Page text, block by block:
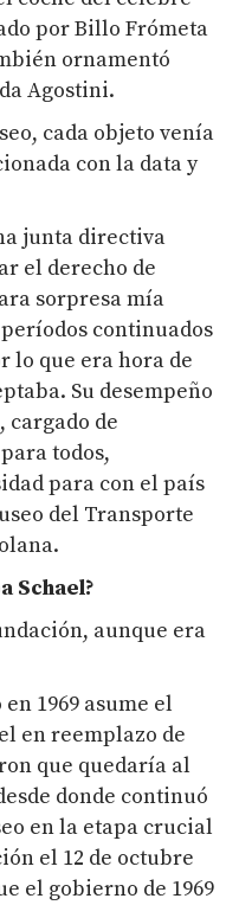
por Billo Frómeta
ornamentó
Agostini.
cada objeto venía
con la data y
junta directiva
el derecho de
sorpresa mía
continuados
lo que era hora de
Su desempeño
de
todos,
para con el país
del Transporte
Schael?
aunque era
1969 asume el
en reemplazo de
que quedaría al
donde continuó
en la etapa crucial
el 12 de octubre
el gobierno de 1969